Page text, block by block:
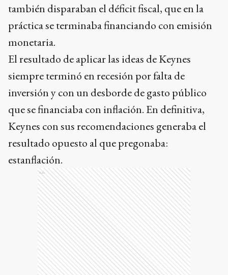
también disparaban el déficit fiscal, que en la
práctica se terminaba financiando con emisión
monetaria.
El resultado de aplicar las ideas de Keynes
siempre terminó en recesión por falta de
inversión y con un desborde de gasto público
que se financiaba con inflación. En definitiva,
Keynes con sus recomendaciones generaba el
resultado opuesto al que pregonaba:
estanflación.
Ads